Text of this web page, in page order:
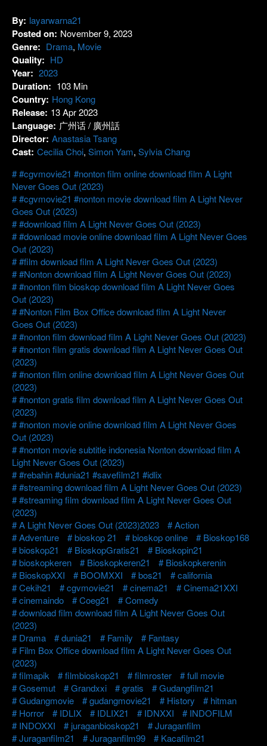
By: layarwarna21
Posted on: November 9, 2023
Genre: Drama, Movie
Quality: HD
Year: 2023
Duration: 103 Min
Country: Hong Kong
Release: 13 Apr 2023
Language: 广州话 / 廣州話
Director: Anastasia Tsang
Cast: Cecilia Choi, Simon Yam, Sylvia Chang
#cgvmovie21 #nonton film online download film A Light
Never Goes Out (2023)
#cgvmovie21 #nonton movie download film A Light Never
Goes Out (2023)
#download film A Light Never Goes Out (2023)
#download movie online download film A Light Never Goes
Out (2023)
#film download film A Light Never Goes Out (2023)
#Nonton download film A Light Never Goes Out (2023)
#nonton film bioskop download film A Light Never Goes
Out (2023)
#Nonton Film Box Office download film A Light Never
Goes Out (2023)
#nonton film download film A Light Never Goes Out (2023)
#nonton film gratis download film A Light Never Goes Out
(2023)
#nonton film online download film A Light Never Goes Out
(2023)
#nonton gratis film download film A Light Never Goes Out
(2023)
#nonton movie online download film A Light Never Goes
Out (2023)
#nonton movie subtitle indonesia Nonton download film A
Light Never Goes Out (2023)
#rebahin #dunia21 #savefilm21 #idlix
#streaming download film A Light Never Goes Out (2023)
#streaming film download film A Light Never Goes Out
(2023)
A Light Never Goes Out (2023)2023
Action
Adventure
bioskop 21 bioskop online
Bioskop168
bioskop21
BioskopGratis21
Bioskopin21
bioskopkeren
Bioskopkeren21
Bioskopkerenin
BioskopXXI
BOOMXXI bos21
california
Cekih21
cgvmovie21 cinema21
Cinema21XXI
cinemaindo
Coeg21
Comedy
download film download film A Light Never Goes Out
(2023)
Drama
dunia21 Family
Fantasy
Film Box Office download film A Light Never Goes Out
(2023)
filmapik
filmbioskop21 filmroster
full movie
Gosemut
Grandxxi gratis
Gudangfilm21
Gudangmovie
gudangmovie21 History
hitman
Horror
IDLIX IDLIX21 IDNXXI
INDOFILM
INDOXXI
juraganbioskop21
Juraganfilm
Juraganfilm21
Juraganfilm99
Kacafilm21